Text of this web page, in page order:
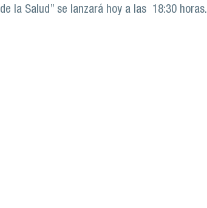
la Salud” se lanzará hoy a las 18:30 horas.